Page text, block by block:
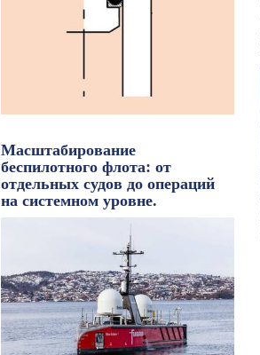
Масштабирование
беспилотного флота: от
отдельных судов до операций
на системном уровне.